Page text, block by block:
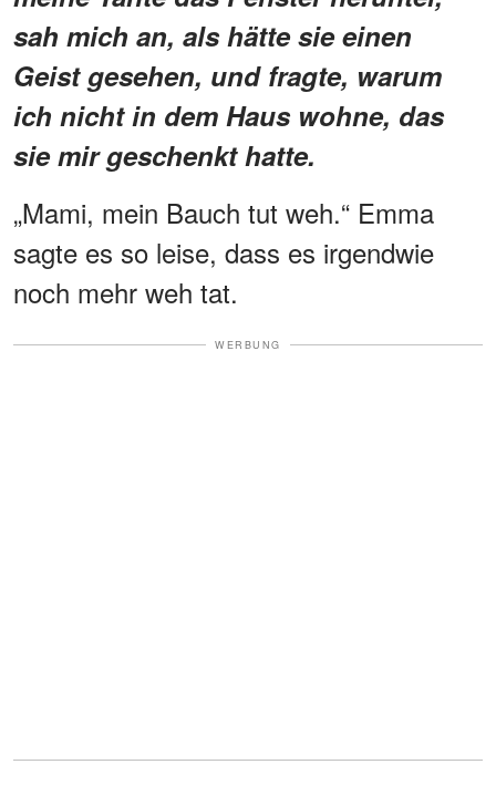
sah mich an, als hätte sie einen
Geist gesehen, und fragte, warum
ich nicht in dem Haus wohne, das
sie mir geschenkt hatte.
„Mami, mein Bauch tut weh.“ Emma
sagte es so leise, dass es irgendwie
noch mehr weh tat.
WERBUNG